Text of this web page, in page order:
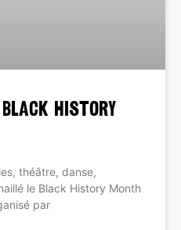
Black History
théâtre, danse,
le Black History Month
par